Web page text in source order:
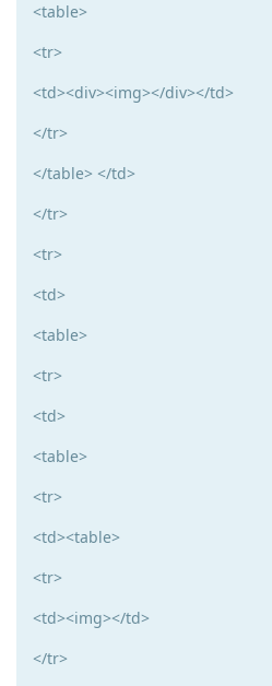
<table>
<tr>
<td><div><img></div></td>
</tr>
</table> </td>
</tr>
<tr>
<td>
<table>
<tr>
<td>
<table>
<tr>
<td><table>
<tr>
<td><img></td>
</tr>